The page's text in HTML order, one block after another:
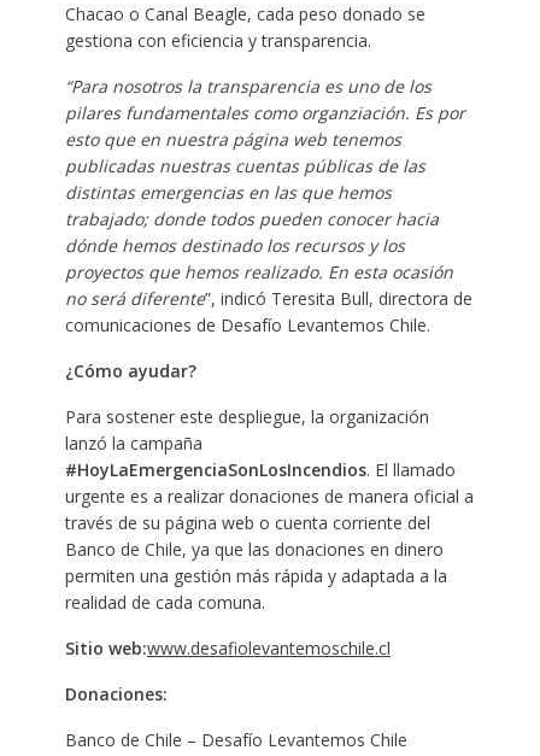
Chacao o Canal Beagle, cada peso donado se
gestiona con eficiencia y transparencia.
“Para nosotros la transparencia es uno de los
pilares fundamentales como organziación. Es por
esto que en nuestra página web tenemos
publicadas nuestras cuentas públicas de las
distintas emergencias en las que hemos
trabajado; donde todos pueden conocer hacia
dónde hemos destinado los recursos y los
proyectos que hemos realizado. En esta ocasión
no será diferente”, indicó Teresita Bull, directora de
comunicaciones de Desafío Levantemos Chile.
¿Cómo ayudar?
Para sostener este despliegue, la organización
lanzó la campaña
#HoyLaEmergenciaSonLosIncendios. El llamado
urgente es a realizar donaciones de manera oficial a
través de su página web o cuenta corriente del
Banco de Chile, ya que las donaciones en dinero
permiten una gestión más rápida y adaptada a la
realidad de cada comuna.
Sitio web:www.desafiolevantemoschile.cl
Donaciones:
Banco de Chile – Desafío Levantemos Chile